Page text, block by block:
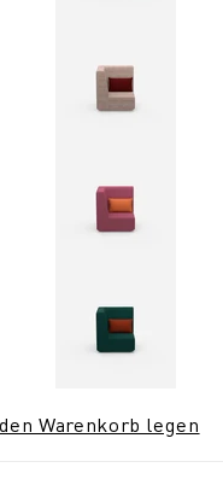
Warenkorb legen